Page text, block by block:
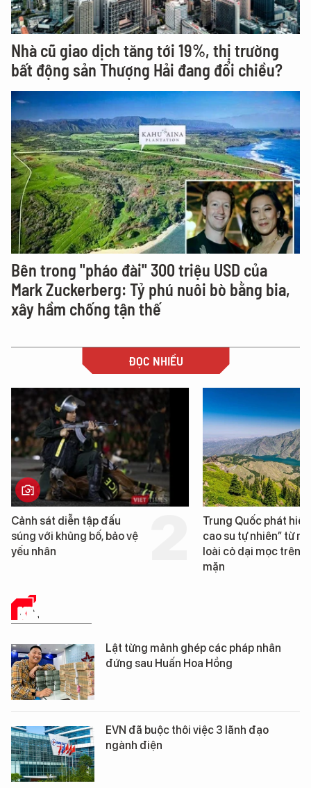
Nhà cũ giao dịch tăng tới 19%, thị trường
bất động sản Thượng Hải đang đổi chiều?
Bên trong "pháo đài" 300 triệu USD của
Mark Zuckerberg: Tỷ phú nuôi bò bằng bia,
xây hầm chống tận thế
ĐỌC NHIỀU
Cảnh sát diễn tập đấu
súng với khủng bố, bảo vệ
yếu nhân
Trung Quốc phát hiện
cao su tự nhiên” từ
loài cỏ dại mọc trên
mặn
KINH TẾ SỐ
Lật từng mảnh ghép các pháp nhân
đứng sau Huấn Hoa Hồng
EVN đã buộc thôi việc 3 lãnh đạo
ngành điện